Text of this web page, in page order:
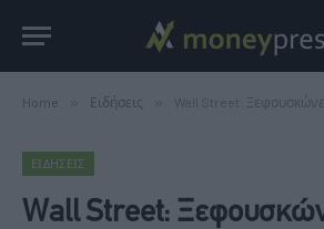
Home Ειδήσεις Wall Street: Ξεφουσκώνει το
ΕΙΔΉΣΕΙΣ
Wall Street: